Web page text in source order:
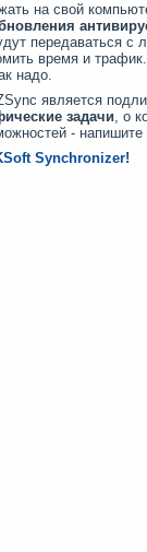
на свой
передаваться с
время и
надо.
является
задачи, о
-
Synchronizer!